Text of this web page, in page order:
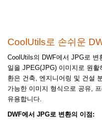
CoolUtils로 손쉬운
CoolUtils의 DWF에서 JPG로 변
일을 JPEG(JPG) 이미지로 원
환은 건축, 엔지니어링 및 건설
가능한 이미지 형식으로 공유,
유용합니다.
DWF에서 JPG로 변환의 이점: